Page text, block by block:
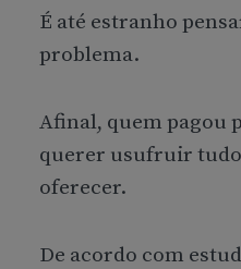
É até estranho
problema.
Afinal, quem pagou
querer usufruir tudo
oferecer.
De acordo com